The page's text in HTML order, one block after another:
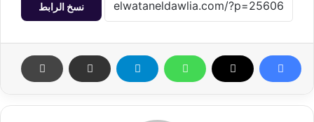
نسخ الرابط